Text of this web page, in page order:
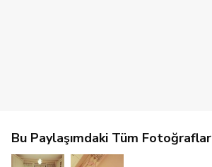
Bu Paylaşımdaki Tüm Fotoğraflar